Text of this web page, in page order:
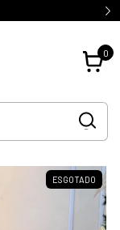
0
ESGOTADO